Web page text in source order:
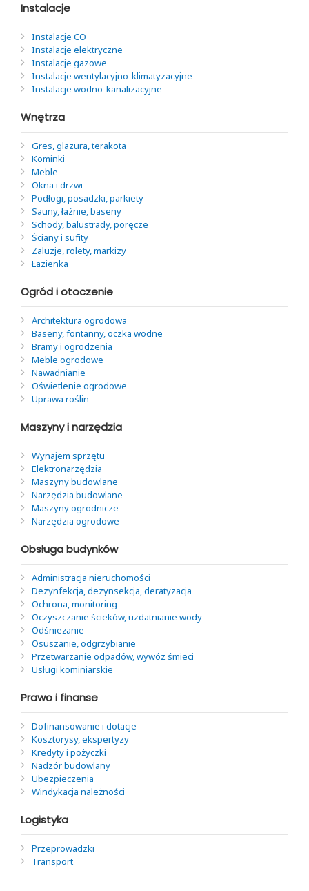
Instalacje
Instalacje CO
Instalacje elektryczne
Instalacje gazowe
Instalacje wentylacyjno-klimatyzacyjne
Instalacje wodno-kanalizacyjne
Wnętrza
Gres, glazura, terakota
Kominki
Meble
Okna i drzwi
Podłogi, posadzki, parkiety
Sauny, łaźnie, baseny
Schody, balustrady, poręcze
Ściany i sufity
Żaluzje, rolety, markizy
Łazienka
Ogród i otoczenie
Architektura ogrodowa
Baseny, fontanny, oczka wodne
Bramy i ogrodzenia
Meble ogrodowe
Nawadnianie
Oświetlenie ogrodowe
Uprawa roślin
Maszyny i narzędzia
Wynajem sprzętu
Elektronarzędzia
Maszyny budowlane
Narzędzia budowlane
Maszyny ogrodnicze
Narzędzia ogrodowe
Obsługa budynków
Administracja nieruchomości
Dezynfekcja, dezynsekcja, deratyzacja
Ochrona, monitoring
Oczyszczanie ścieków, uzdatnianie wody
Odśnieżanie
Osuszanie, odgrzybianie
Przetwarzanie odpadów, wywóz śmieci
Usługi kominiarskie
Prawo i finanse
Dofinansowanie i dotacje
Kosztorysy, ekspertyzy
Kredyty i pożyczki
Nadzór budowlany
Ubezpieczenia
Windykacja należności
Logistyka
Przeprowadzki
Transport